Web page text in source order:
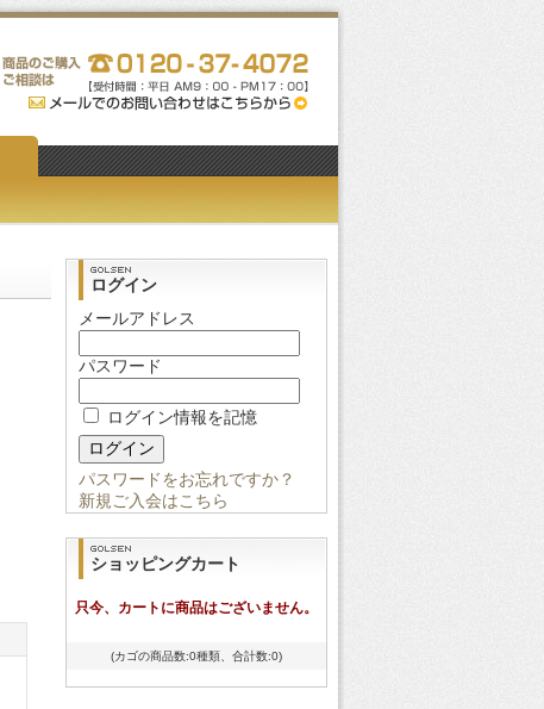
ログイン
メールアドレス
パスワード
ログイン情報を記憶
パスワードをお忘れですか？
新規ご入会はこちら
ショッピングカート
只今、カートに商品はございません。
(カゴの商品数:0種類、合計数:0)